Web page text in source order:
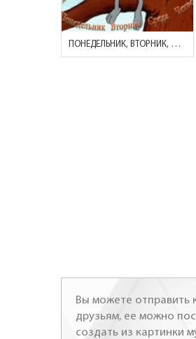
ПОНЕДЕЛЬНИК, ВТОРНИК, СРЕДА..НЕ..Я НЕ ПОНЯЛ, А ПЯТНИЦУ КУДА ДЕЛИ
Вы можете отправить
друзьям, ее можно
создать из картинки